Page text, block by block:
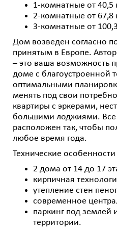
1-комнатные от 40,5
2-комнатные от 67,8
3-комнатные от
Дом возведен согласно
принятым в Европе.
– это ваша возможность
доме с благоустроенной
оптимальными
менять под свои
квартиры с эркерами,
большими лоджиями.
расположен так, чтобы
любое время года.
Технические
2 дома от 14 до 17
кирпичная
утепление стен
современное
паркинг под землей
территории.